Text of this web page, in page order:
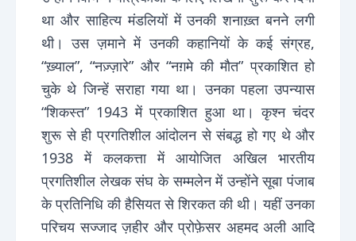
था और साहित्य मंडलियों में उनकी शनाख़्त बनने लगी
थी। उस ज़माने में उनकी कहानियों के कई संग्रह,
“ख़्याल”, “नज़्ज़ारे” और “नग़मे की मौत” प्रकाशित हो
चुके थे जिन्हें सराहा गया था। उनका पहला उपन्यास
“शिकस्त” 1943 में प्रकाशित हुआ था। कृश्न चंदर
शुरू से ही प्रगतिशील आंदोलन से संबद्ध हो गए थे और
1938 में कलकत्ता में आयोजित अखिल भारतीय
प्रगतिशील लेखक संघ के सम्मलेन में उन्होंने सूबा पंजाब
के प्रतिनिधि की हैसियत से शिरकत की थी। यहीं उनका
परिचय सज्जाद ज़हीर और प्रोफ़ेसर अहमद अली आदि